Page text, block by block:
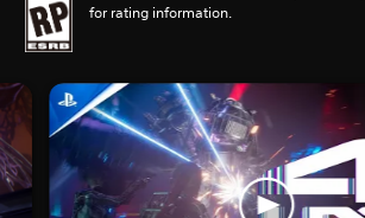
for rating information.